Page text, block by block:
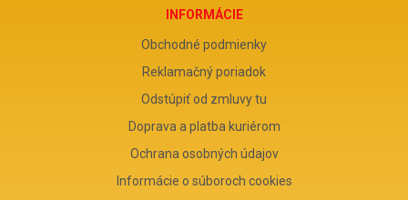
INFORMÁCIE
Obchodné podmienky
Reklamačný poriadok
Odstúpiť od zmluvy tu
Doprava a platba kuriérom
Ochrana osobných údajov
Informácie o súboroch cookies